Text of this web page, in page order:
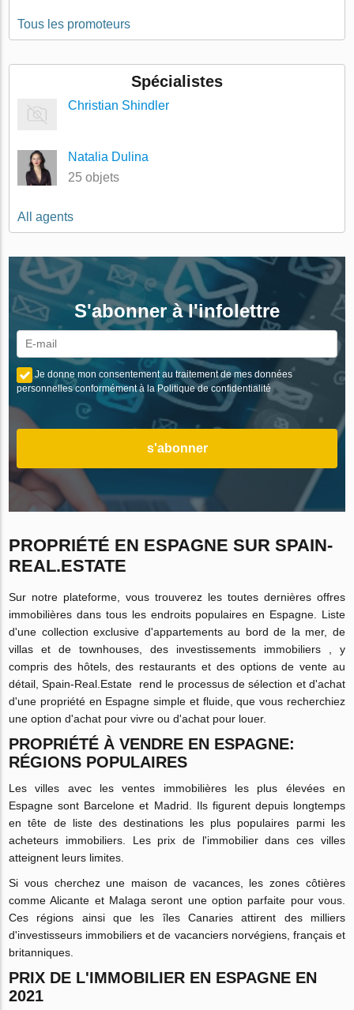
Tous les promoteurs
Spécialistes
Christian Shindler
Natalia Dulina
25 objets
All agents
S'abonner à l'infolettre
Je donne mon consentement au traitement de mes données
personnelles conformément à la Politique de confidentialité
s'abonner
PROPRIÉTÉ EN ESPAGNE SUR SPAIN-
REAL.ESTATE
Sur notre plateforme, vous trouverez les toutes dernières offres
immobilières dans tous les endroits populaires en Espagne. Liste
d'une collection exclusive d'appartements au bord de la mer, de
villas et de townhouses, des investissements immobiliers , y
compris des hôtels, des restaurants et des options de vente au
détail, Spain-Real.Estate rend le processus de sélection et d'achat
d'une propriété en Espagne simple et fluide, que vous recherchiez
une option d'achat pour vivre ou d'achat pour louer.
PROPRIÉTÉ À VENDRE EN ESPAGNE:
RÉGIONS POPULAIRES
Les villes avec les ventes immobilières les plus élevées en
Espagne sont Barcelone et Madrid. Ils figurent depuis longtemps
en tête de liste des destinations les plus populaires parmi les
acheteurs immobiliers. Les prix de l'immobilier dans ces villes
atteignent leurs limites.
Si vous cherchez une maison de vacances, les zones côtières
comme Alicante et Malaga seront une option parfaite pour vous.
Ces régions ainsi que les îles Canaries attirent des milliers
d'investisseurs immobiliers et de vacanciers norvégiens, français et
britanniques.
PRIX DE L'IMMOBILIER EN ESPAGNE EN
2021